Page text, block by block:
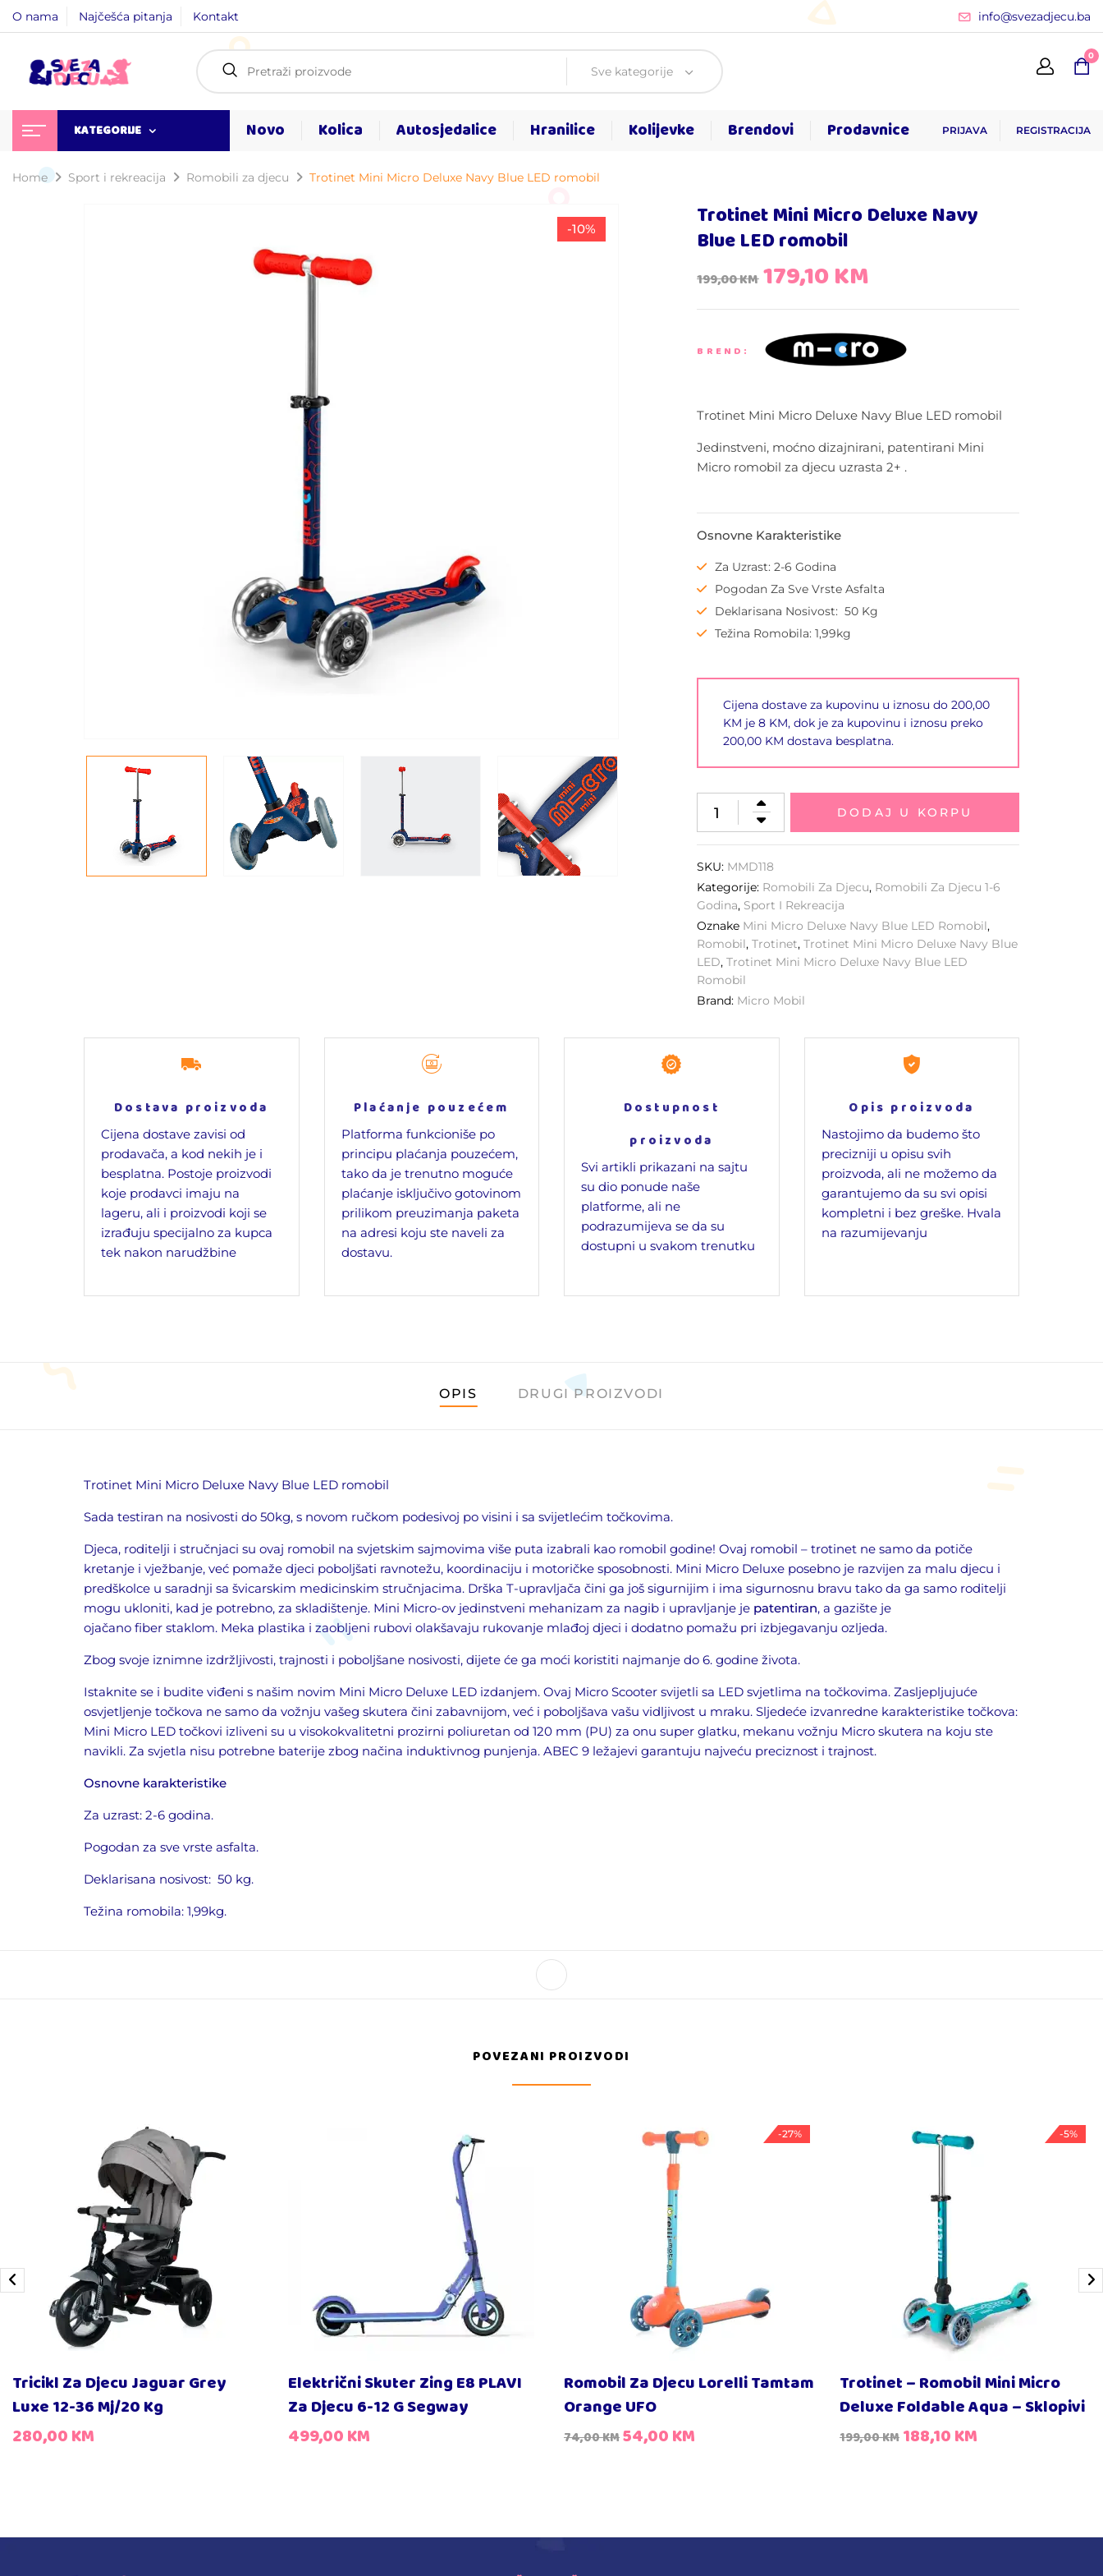
O nama Najčešća pitanja Kontakt info@svezadjecu.ba
Sve kategorije
0
KATEGORIJE Novo Kolica Autosjedalice Hranilice Kolijevke Brendovi Prodavnice PRIJAVA REGISTRACIJA
Home Sport i rekreacija Romobili za djecu Trotinet Mini Micro Deluxe Navy Blue LED romobil
-10%
Trotinet Mini Micro Deluxe Navy
Blue LED romobil
199,00KM 179,10KM
BREND:
Trotinet Mini Micro Deluxe Navy Blue LED romobil
Jedinstveni, moćno dizajnirani, patentirani Mini
Micro romobil za djecu uzrasta 2+ .
Osnovne Karakteristike
Za Uzrast: 2-6 Godina
Pogodan Za Sve Vrste Asfalta
Deklarisana Nosivost: 50 Kg
Težina Romobila: 1,99kg
Cijena dostave za kupovinu u iznosu do 200,00
KM je 8 KM, dok je za kupovinu i iznosu preko
200,00 KM dostava besplatna.
DODAJ U KORPU
SKU: MMD118
Kategorije: Romobili Za Djecu, Romobili Za Djecu 1-6
Godina, Sport I Rekreacija
Oznake Mini Micro Deluxe Navy Blue LED Romobil,
Romobil,Trotinet,Trotinet Mini Micro Deluxe Navy Blue
LED,Trotinet Mini Micro Deluxe Navy Blue LED
Romobil
Brand: Micro Mobil
Dostava proizvoda
Cijena dostave zavisi od
prodavača, a kod nekih je i
besplatna. Postoje proizvodi
koje prodavci imaju na
lageru, ali i proizvodi koji se
izrađuju specijalno za kupca
tek nakon narudžbine
Plaćanje pouzećem
Platforma funkcioniše po
principu plaćanja pouzećem,
tako da je trenutno moguće
plaćanje isključivo gotovinom
prilikom preuzimanja paketa
na adresi koju ste naveli za
dostavu.
Dostupnost
proizvoda
Svi artikli prikazani na sajtu
su dio ponude naše
platforme, ali ne
podrazumijeva se da su
dostupni u svakom trenutku
Opis proizvoda
Nastojimo da budemo što
precizniji u opisu svih
proizvoda, ali ne možemo da
garantujemo da su svi opisi
kompletni i bez greške. Hvala
na razumijevanju
OPIS DRUGI PROIZVODI
Trotinet Mini Micro Deluxe Navy Blue LED romobil
Sada testiran na nosivosti do 50kg, s novom ručkom podesivoj po visini i sa svijetlećim točkovima.
Djeca, roditelji i stručnjaci su ovaj romobil na svjetskim sajmovima više puta izabrali kao romobil godine! Ovaj romobil – trotinet ne samo da potiče
kretanje i vježbanje, već pomaže djeci poboljšati ravnotežu, koordinaciju i motoričke sposobnosti. Mini Micro Deluxe posebno je razvijen za malu djecu i
predškolce u saradnji sa švicarskim medicinskim stručnjacima. Drška T-upravljača čini ga još sigurnijim i ima sigurnosnu bravu tako da ga samo roditelji
mogu ukloniti, kad je potrebno, za skladištenje. Mini Micro-ov jedinstveni mehanizam za nagib i upravljanje je patentiran, a gazište je
ojačano fiber staklom. Meka plastika i zaobljeni rubovi olakšavaju rukovanje mlađoj djeci i dodatno pomažu pri izbjegavanju ozljeda.
Zbog svoje iznimne izdržljivosti, trajnosti i poboljšane nosivosti, dijete će ga moći koristiti najmanje do 6. godine života.
Istaknite se i budite viđeni s našim novim Mini Micro Deluxe LED izdanjem. Ovaj Micro Scooter svijetli sa LED svjetlima na točkovima. Zasljepljujuće
osvjetljenje točkova ne samo da vožnju vašeg skutera čini zabavnijom, već i poboljšava vašu vidljivost u mraku. Sljedeće izvanredne karakteristike točkova:
Mini Micro LED točkovi izliveni su u visokokvalitetni prozirni poliuretan od 120 mm (PU) za onu super glatku, mekanu vožnju Micro skutera na koju ste
navikli. Za svjetla nisu potrebne baterije zbog načina induktivnog punjenja. ABEC 9 ležajevi garantuju najveću preciznost i trajnost.
Osnovne karakteristike
Za uzrast: 2-6 godina.
Pogodan za sve vrste asfalta.
Deklarisana nosivost: 50 kg.
Težina romobila: 1,99kg.
POVEZANI PROIZVODI
Tricikl Za Djecu Jaguar Grey
Luxe 12-36 Mj/20 Kg
280,00KM
Električni Skuter Zing E8 PLAVI
Za Djecu 6-12 G Segway
499,00KM
-27%
Romobil Za Djecu Lorelli Tamtam
Orange UFO
74,00KM54,00KM
-5%
Trotinet – Romobil Mini Micro
Deluxe Foldable Aqua – Sklopivi
199,00KM 188,10KM